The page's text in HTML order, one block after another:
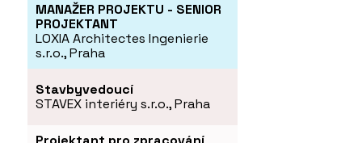
MANAŽER PROJEKTU - SENIOR
PROJEKTANT
LOXIA Architectes Ingenierie
s.r.o., Praha
Stavbyvedoucí
STAVEX interiéry s.r.o., Praha